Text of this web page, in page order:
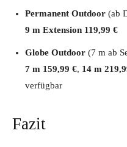
Permanent Outdoor (ab
9 m Extension 119,99 €
Globe Outdoor (7 m ab
7 m 159,99 €, 14 m
verfügbar
Fazit